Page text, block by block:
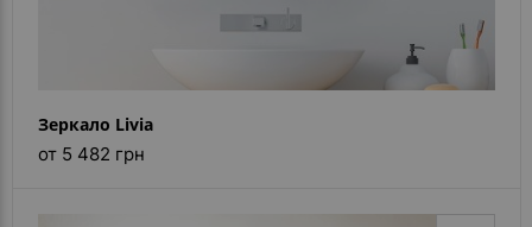
Зеркало Livia
от 5 482 грн